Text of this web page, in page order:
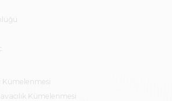
Kümelenmesi
Kümelenmesi